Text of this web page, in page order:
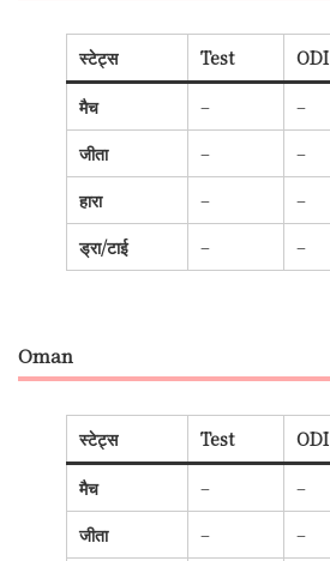
स्टेट्स Test ODI
मैच – –
जीता
– –
हारा
– –
ड्रा/टाई
– –
Oman
स्टेट्स Test ODI
मैच – –
जीता
– –